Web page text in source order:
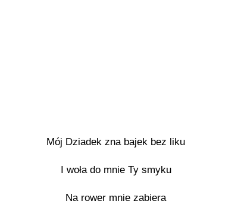
Mój Dziadek zna bajek bez liku
I woła do mnie Ty smyku
Na rower mnie zabiera